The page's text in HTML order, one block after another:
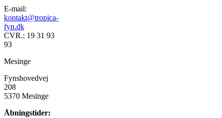
E-mail:
kontakt@tropica-
fyn.dk
CVR.: 19 31 93
93
Mesinge
Fynshovedvej
208
5370 Mesinge
Åbningstider: